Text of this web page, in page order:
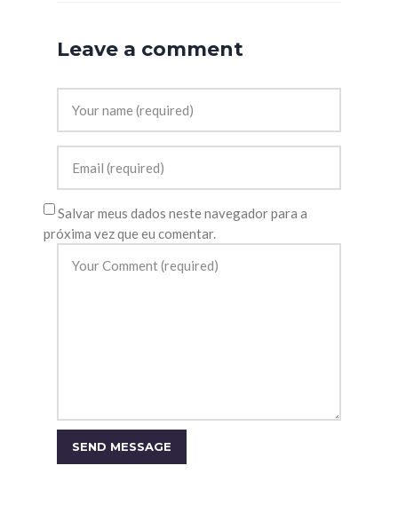
Leave a comment
Salvar meus dados neste navegador para a
próxima vez que eu comentar.